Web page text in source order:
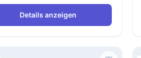
Details anzeigen